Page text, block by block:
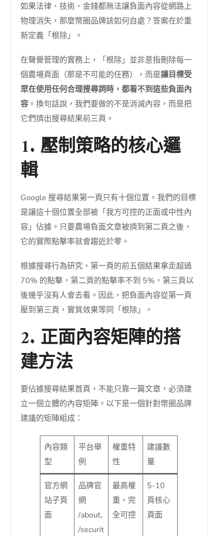
如果法律、技術、金錢都無法讓負面內容從網路上
物理消失，那麼幣圈品牌該如何自處？答案在於重
新定義「根除」。
在聲譽管理的實務上，「根除」並非意指刪除每一
個農場頁面（那是不可能的任務），而是讓目標受
眾在使用任何合理搜尋詞時，都看不到這些負面內
容 。換句話說，我們要做的不是消滅內容，而是把
它們擠出搜尋結果前三頁。
1. 壓制策略的核心邏
輯
Google 搜尋結果第一頁只有十個位置。我們的目標
是讓這十個位置全部被「我方可控的正面或中性內
容」佔據。只要農場負面文章被擠到第二頁之後，
它的實際點擊率就會趨近於零。
根據搜尋行為研究，第一頁的前五個結果拿走超過
70% 的點擊，第二頁的點擊率不到 5%，第三頁以
後幾乎沒有人會去看。因此，把負面內容從第一頁
壓到第三頁，實質效果等同「根除」。
2. 正面內容矩陣的搭
建方法
要佔據搜尋結果首頁，不能只靠一篇文章，必須建
立一個立體的內容矩陣。以下是一個針對幣圈品牌
建議的矩陣組成：
內容類
型
平台舉
例
權重特
性
建議數
量
官方網
站子頁
面
品牌官
網
/about,
/securit
最高權
重，完
全可控
5-10
頁核心
頁面